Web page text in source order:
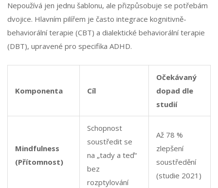
Nepoužívá jen jednu šablonu, ale přizpůsobuje se potřebám
dvojice. Hlavním pilířem je často integrace kognitivně-
behaviorální terapie (CBT) a dialektické behaviorální terapie
(DBT), upravené pro specifika ADHD.
Komponenta Cíl
Očekávaný
dopad dle
studií
Mindfulness
(Přítomnost)
Schopnost
soustředit se
na „tady a teď“
bez
rozptylování
Až 78 %
zlepšení
soustředění
(studie 2021)